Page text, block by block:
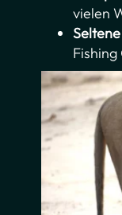
vielen